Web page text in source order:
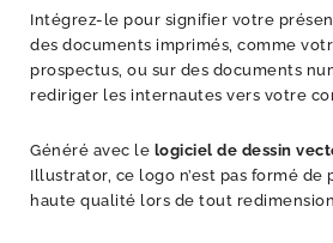
Intégrez-le pour signifier votre
des documents imprimés, comme
prospectus, ou sur des documents
rediriger les internautes vers votre
Généré avec le logiciel de dessin
Illustrator, ce logo n’est pas formé de
haute qualité lors de tout